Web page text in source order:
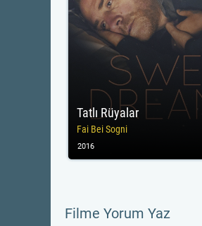
Tatlı Rüyalar
Fai Bei Sogni
2016
Filme Yorum Yaz